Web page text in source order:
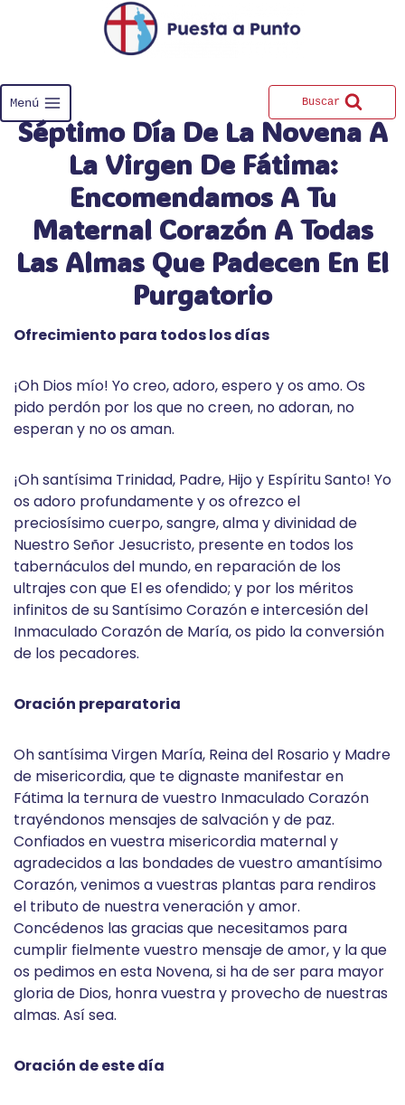
Menú Buscar
Séptimo Día De La Novena A
La Virgen De Fátima:
Encomendamos A Tu
Maternal Corazón A Todas
Las Almas Que Padecen En El
Purgatorio
Ofrecimiento para todos los días
¡Oh Dios mío! Yo creo, adoro, espero y os amo. Os
pido perdón por los que no creen, no adoran, no
esperan y no os aman.
¡Oh santísima Trinidad, Padre, Hijo y Espíritu Santo! Yo
os adoro profundamente y os ofrezco el
preciosísimo cuerpo, sangre, alma y divinidad de
Nuestro Señor Jesucristo, presente en todos los
tabernáculos del mundo, en reparación de los
ultrajes con que El es ofendido; y por los méritos
infinitos de su Santísimo Corazón e intercesión del
Inmaculado Corazón de María, os pido la conversión
de los pecadores.
Oración preparatoria
Oh santísima Virgen María, Reina del Rosario y Madre
de misericordia, que te dignaste manifestar en
Fátima la ternura de vuestro Inmaculado Corazón
trayéndonos mensajes de salvación y de paz.
Confiados en vuestra misericordia maternal y
agradecidos a las bondades de vuestro amantísimo
Corazón, venimos a vuestras plantas para rendiros
el tributo de nuestra veneración y amor.
Concédenos las gracias que necesitamos para
cumplir fielmente vuestro mensaje de amor, y la que
os pedimos en esta Novena, si ha de ser para mayor
gloria de Dios, honra vuestra y provecho de nuestras
almas. Así sea.
Oración de este día